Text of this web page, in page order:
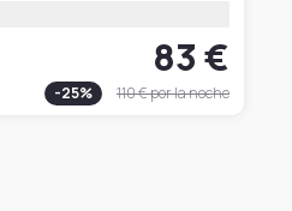
83 €
-25% 110 €por la noche